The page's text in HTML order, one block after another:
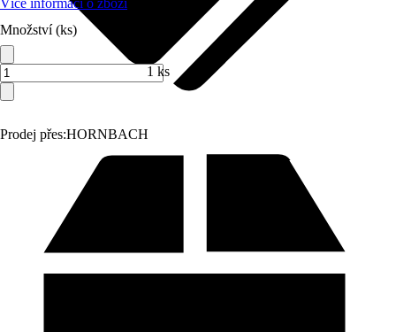
Prodej přes:HORNBACH
Více informací o zboží
Množství (ks)
1 ks